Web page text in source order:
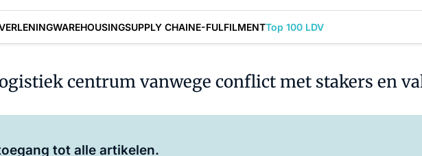
WAREHOUSINGSUPPLY CHAINE-FULFILMENTTop 100 LDV
centrum vanwege conflict met stakers en
tot alle artikelen.